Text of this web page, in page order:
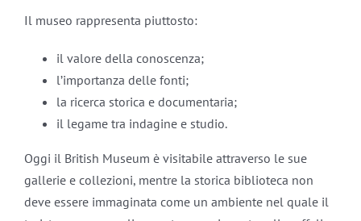
Il museo rappresenta piuttosto:
il valore della conoscenza;
l’importanza delle fonti;
la ricerca storica e documentaria;
il legame tra indagine e studio.
Oggi il British Museum è visitabile attraverso le sue
gallerie e collezioni, mentre la storica biblioteca non
deve essere immaginata come un ambiente nel quale il